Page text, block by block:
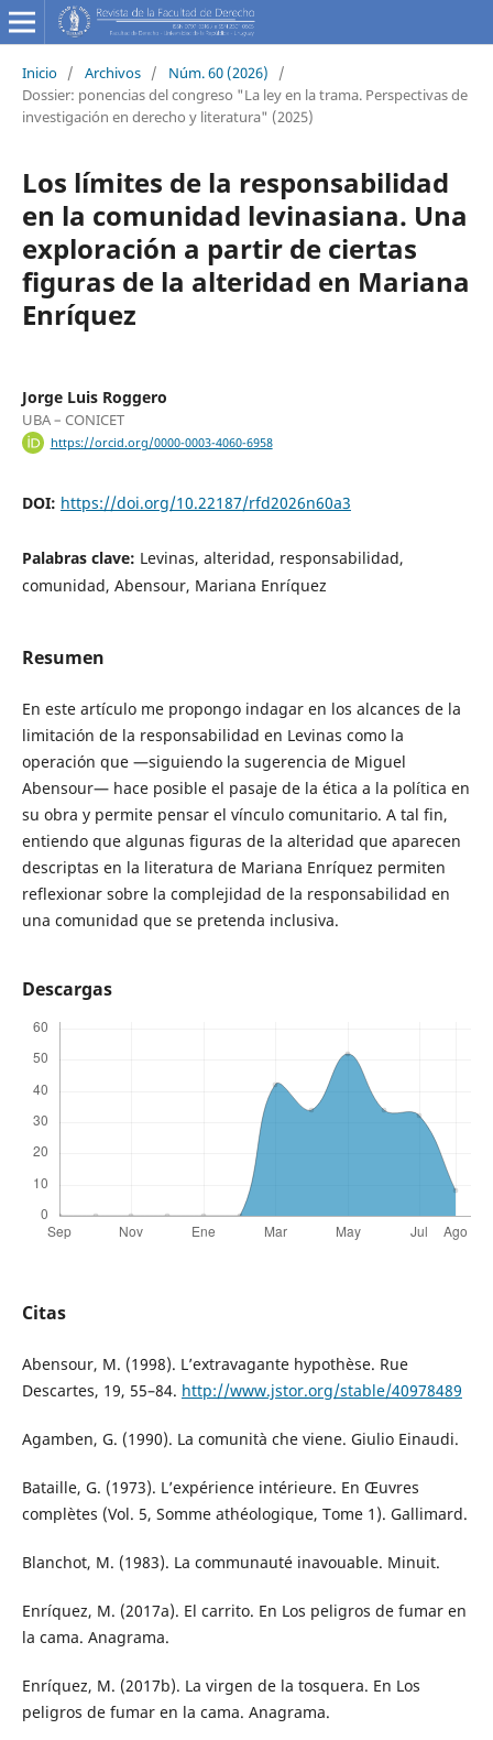
Inicio / Archivos / Núm. 60 (2026)
/
Dossier: ponencias del congreso "La ley en la trama. Perspectivas de
investigación en derecho y literatura" (2025)
Los límites de la responsabilidad
en la comunidad levinasiana. Una
exploración a partir de ciertas
figuras de la alteridad en Mariana
Enríquez
Jorge Luis Roggero
UBA – CONICET
https://orcid.org/0000-0003-4060-6958
DOI: https://doi.org/10.22187/rfd2026n60a3
Palabras clave: Levinas, alteridad, responsabilidad,
comunidad, Abensour, Mariana Enríquez
Resumen
En este artículo me propongo indagar en los alcances de la
limitación de la responsabilidad en Levinas como la
operación que —siguiendo la sugerencia de Miguel
Abensour— hace posible el pasaje de la ética a la política en
su obra y permite pensar el vínculo comunitario. A tal fin,
entiendo que algunas figuras de la alteridad que aparecen
descriptas en la literatura de Mariana Enríquez permiten
reflexionar sobre la complejidad de la responsabilidad en
una comunidad que se pretenda inclusiva.
Descargas
Citas
Abensour, M. (1998). L’extravagante hypothèse. Rue
Descartes, 19, 55–84. http://www.jstor.org/stable/40978489
Agamben, G. (1990). La comunità che viene. Giulio Einaudi.
Bataille, G. (1973). L’expérience intérieure. En Œuvres
complètes (Vol. 5, Somme athéologique, Tome 1). Gallimard.
Blanchot, M. (1983). La communauté inavouable. Minuit.
Enríquez, M. (2017a). El carrito. En Los peligros de fumar en
la cama. Anagrama.
Enríquez, M. (2017b). La virgen de la tosquera. En Los
peligros de fumar en la cama. Anagrama.